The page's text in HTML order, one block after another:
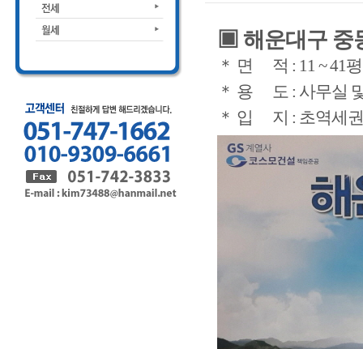
▣ 해운대구 중
＊ 면 적 : 11 ~ 41
＊ 용 도 : 사무실
＊ 입 지 : 초역세